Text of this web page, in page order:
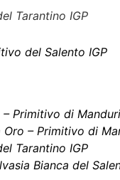
Tarantino IGP
del Salento IGP
– Primitivo di
Oro – Primitivo di
Tarantino IGP
Bianca del